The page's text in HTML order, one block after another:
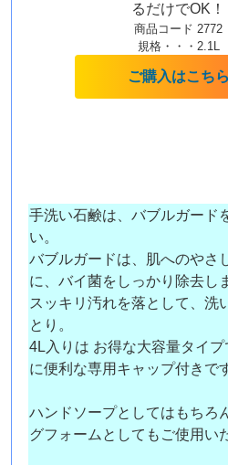
るだけでOK！
商品コード 2772
規格・・・2.1L
ご購入はこちら
手洗い石鹸は、バブルガード
い。
バブルガードは、肌へのやさ
に、バイ菌をしっかり除去し
スッキリ汚れを落として、洗
とり。
4L入りは お得な大容量タイプ
に便利な専用キャップ付きで
ハンドソープとしてはもちろ
グフォームとしてもご使用い